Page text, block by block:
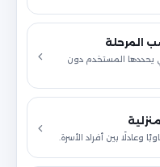
المرحلة
يحددها المستخدم دون
وعادلًا بين أفراد الأسرة.